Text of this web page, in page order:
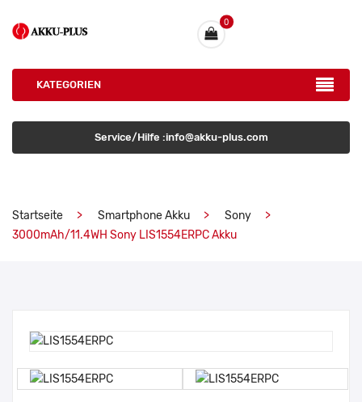
0
KATEGORIEN
Service/Hilfe :info@akku-plus.com
Startseite Smartphone Akku
Sony
3000mAh/11.4WH Sony LIS1554ERPC Akku